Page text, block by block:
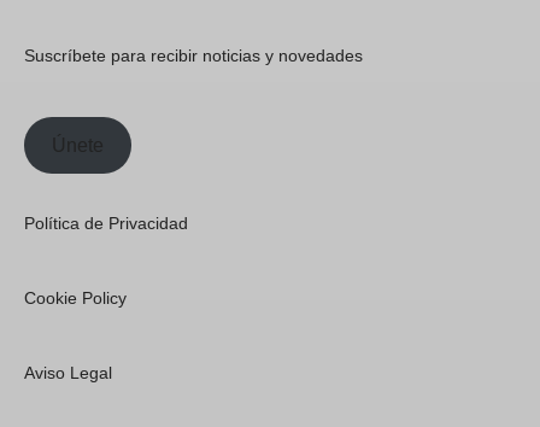
Suscríbete para recibir noticias y novedades
Únete
Política de Privacidad
Cookie Policy
Aviso Legal